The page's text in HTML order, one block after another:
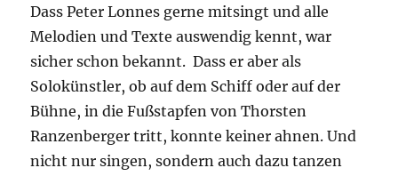
Dass Peter Lonnes gerne mitsingt und alle
Melodien und Texte auswendig kennt, war
sicher schon bekannt. Dass er aber als
Solokünstler, ob auf dem Schiff oder auf der
Bühne, in die Fußstapfen von Thorsten
Ranzenberger tritt, konnte keiner ahnen. Und
nicht nur singen, sondern auch dazu tanzen